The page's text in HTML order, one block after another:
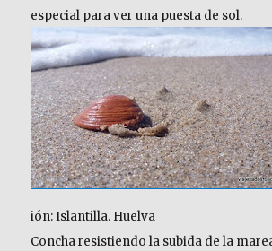
especial para ver una puesta de sol.
ión: Islantilla. Huelva
Concha resistiendo la subida de la